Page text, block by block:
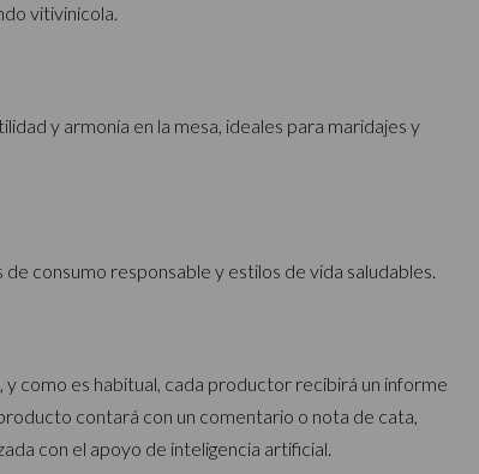
vitivinícola.
y armonía en la mesa, ideales para maridajes y
consumo responsable y estilos de vida saludables.
como es habitual, cada productor recibirá un informe
contará con un comentario o nota de cata,
con el apoyo de inteligencia artificial.